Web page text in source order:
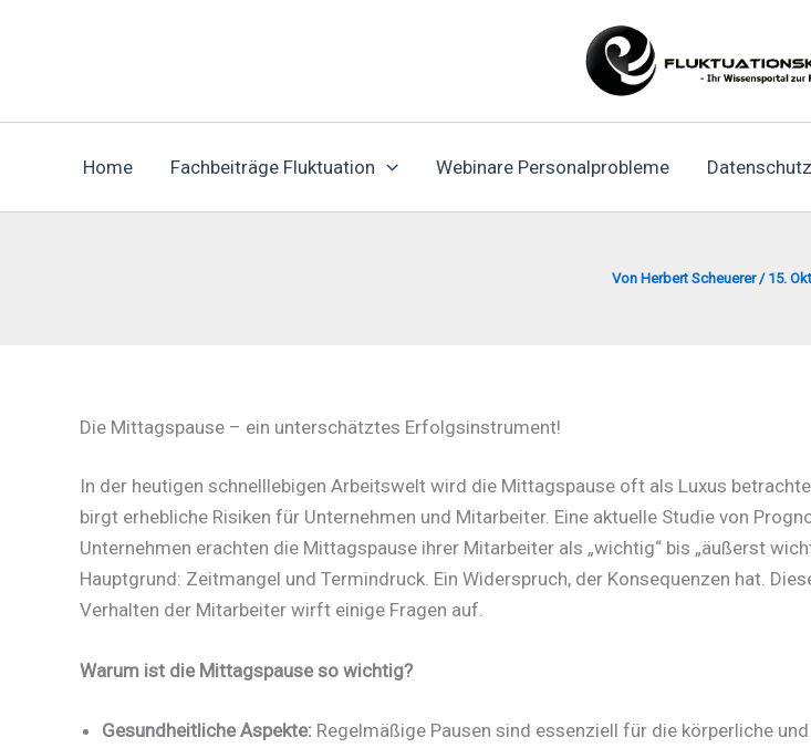
Home Fachbeiträge Fluktuation Webinare Personalprobleme Datenschutz
Von Herbert Scheuerer / 15.
Die Mittagspause – ein unterschätztes Erfolgsinstrument!
In der heutigen schnelllebigen Arbeitswelt wird die Mittagspause oft als Luxus
birgt erhebliche Risiken für Unternehmen und Mitarbeiter. Eine aktuelle Studie von
Unternehmen erachten die Mittagspause ihrer Mitarbeiter als „wichtig“ bis „äußerst
Hauptgrund: Zeitmangel und Termindruck. Ein Widerspruch, der Konsequenzen hat.
Verhalten der Mitarbeiter wirft einige Fragen auf.
Warum ist die Mittagspause so wichtig?
Gesundheitliche Aspekte: Regelmäßige Pausen sind essenziell für die körperliche